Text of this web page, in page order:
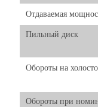
Отдаваемая
Пильный диск
Обороты на
Обороты при